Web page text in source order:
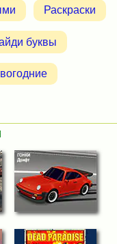
Раскраски
буквы